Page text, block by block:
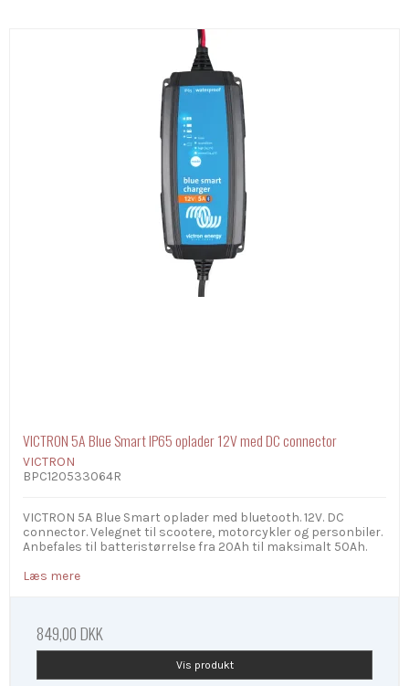
VICTRON 5A Blue Smart IP65 oplader 12V med DC connector
VICTRON
BPC120533064R
VICTRON 5A Blue Smart oplader med bluetooth. 12V. DC
connector. Velegnet til scootere, motorcykler og personbiler.
Anbefales til batteristørrelse fra 20Ah til maksimalt 50Ah.
Læs mere
849,00 DKK
Vis produkt